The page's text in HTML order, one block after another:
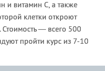
и витамин С, а также
клетки откроют
— всего 500
пройти курс из 7-10